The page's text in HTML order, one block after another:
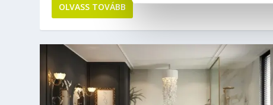
OLVASS TOVÁBB